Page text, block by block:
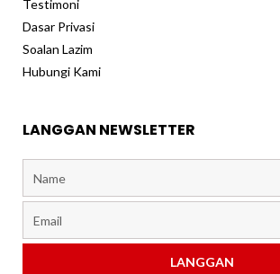
Testimoni
Dasar Privasi
Soalan Lazim
Hubungi Kami
LANGGAN NEWSLETTER
LANGGAN